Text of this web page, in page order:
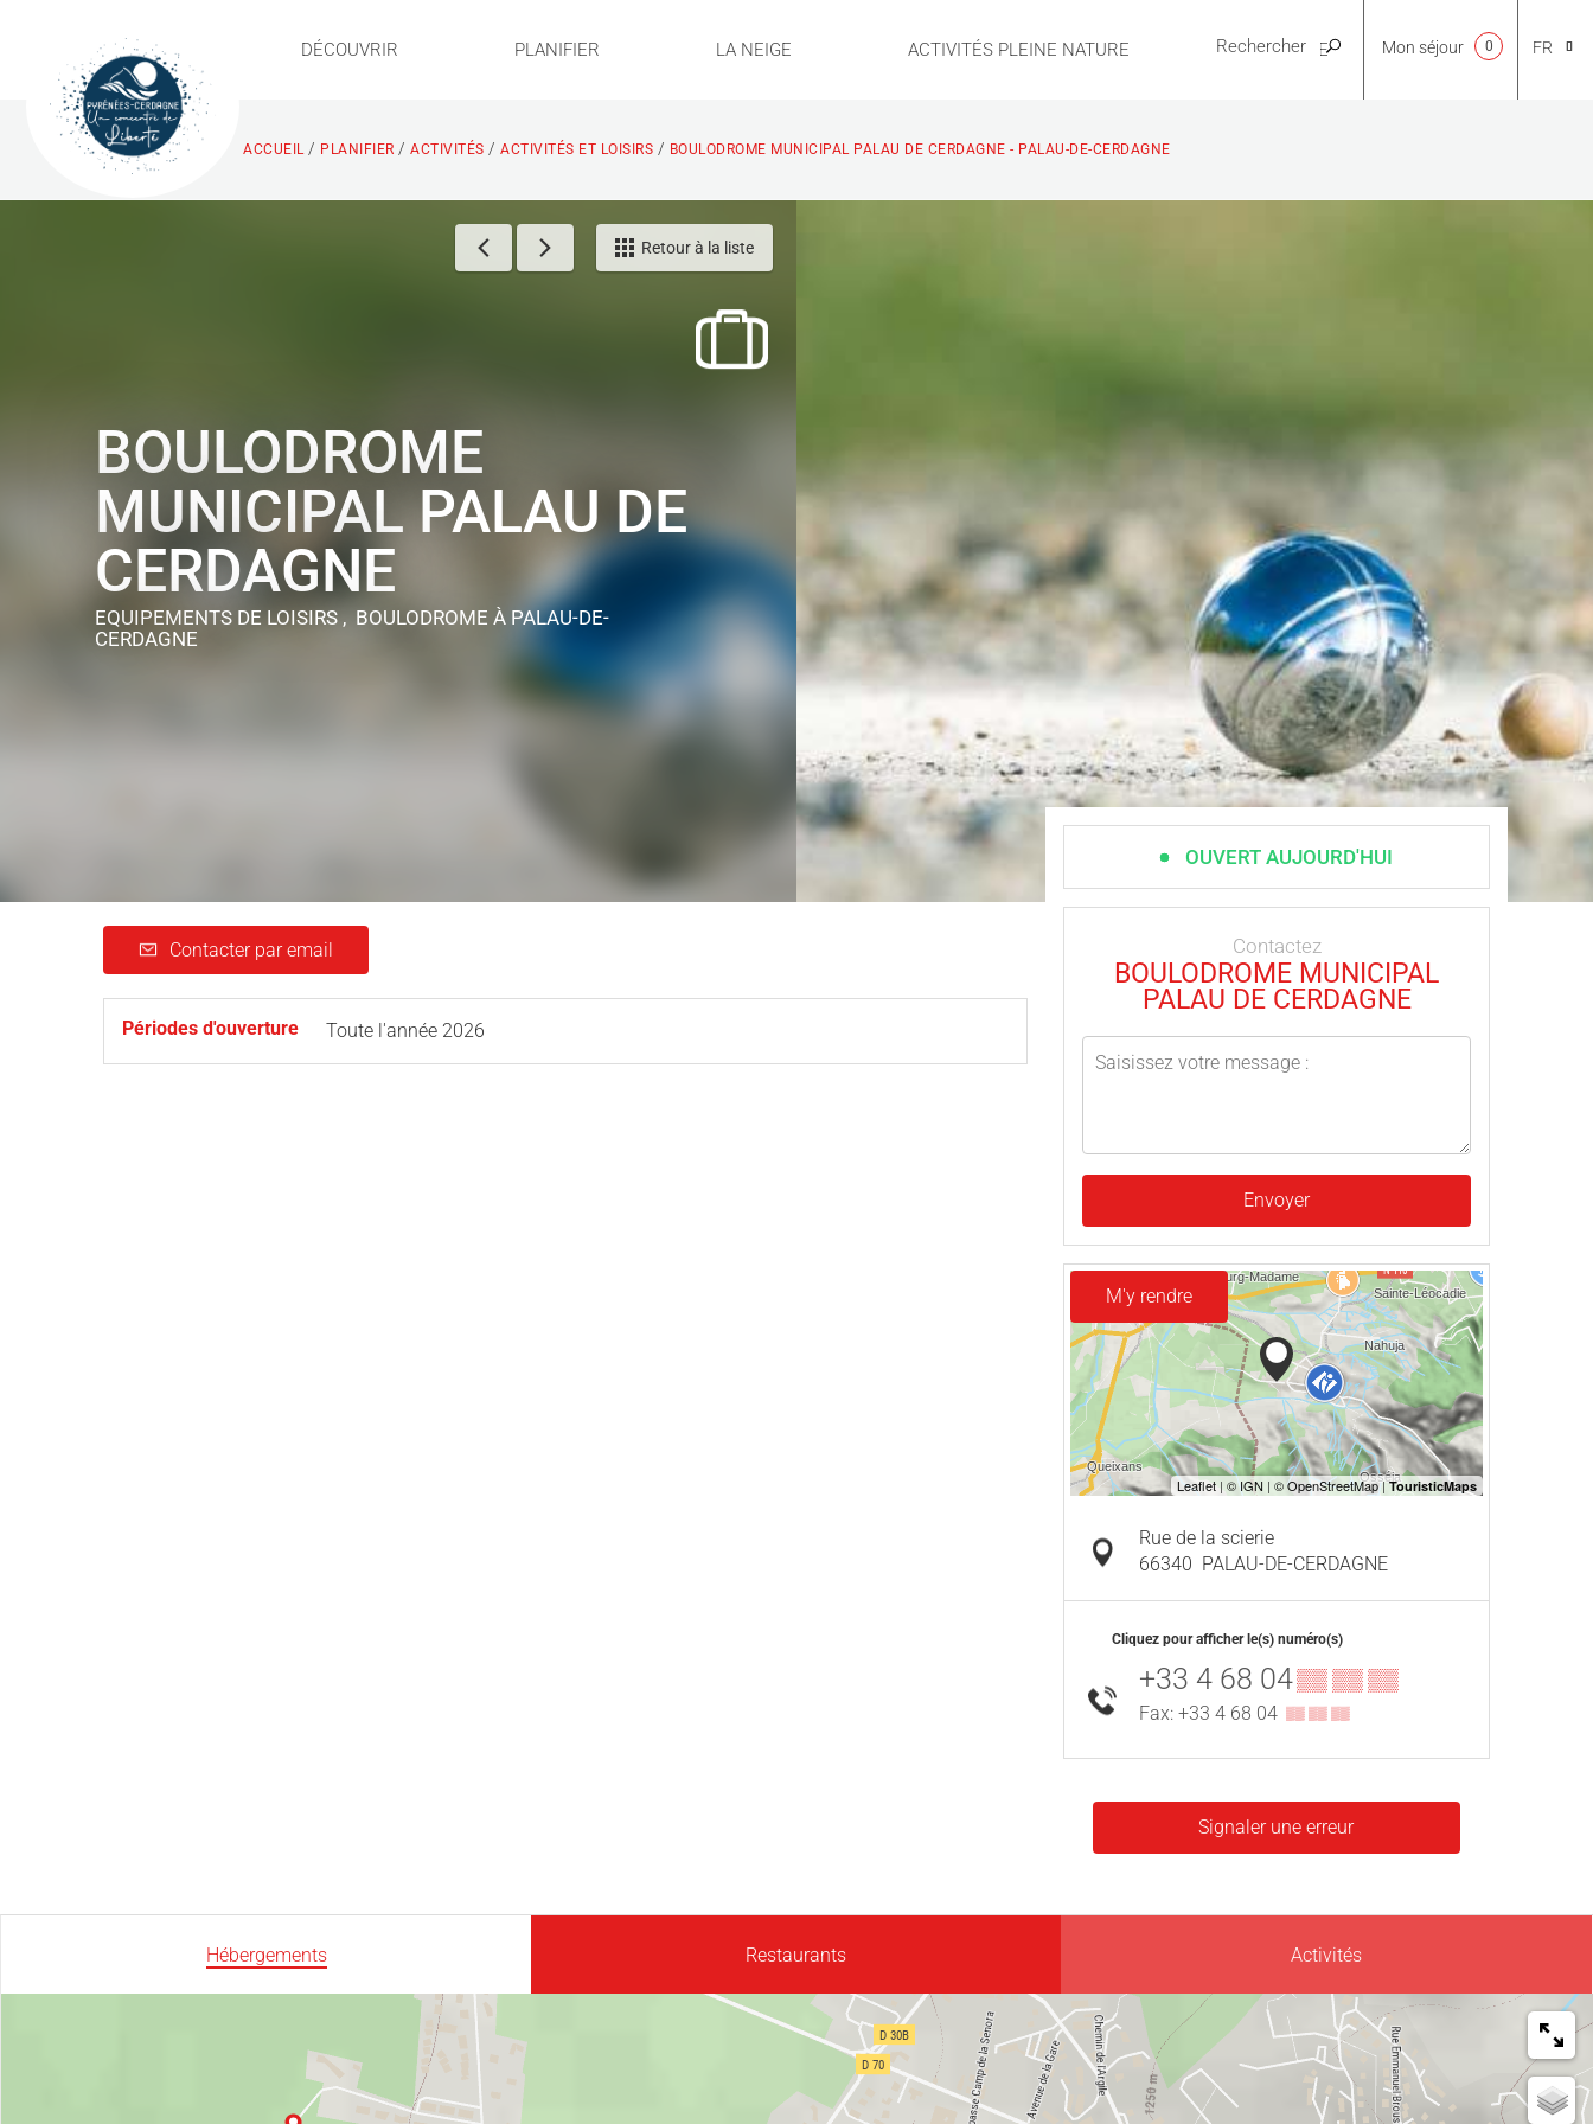
DÉCOUVRIR PLANIFIER LA NEIGE ACTIVITÉS PLEINE NATURE PRATIQUE FR
Mon séjour 0
ACCUEIL / PLANIFIER / ACTIVITÉS / ACTIVITÉS ET LOISIRS / BOULODROME MUNICIPAL PALAU DE CERDAGNE - PALAU-DE-CERDAGNE
Retour à la liste
BOULODROME
MUNICIPAL PALAU DE
CERDAGNE
EQUIPEMENTS DE LOISIRS , BOULODROME À PALAU-DE-
CERDAGNE
Contacter par email
Périodes d'ouverture Toute l'année 2026
OUVERT AUJOURD'HUI
Contactez
BOULODROME MUNICIPAL
PALAU DE CERDAGNE
Envoyer
M'y rendre
Rue de la scierie
66340 PALAU-DE-CERDAGNE
Cliquez pour afficher le(s) numéro(s)
+33 4 68 04▒▒ ▒▒ ▒▒
Fax: +33 4 68 04 ▒▒ ▒▒ ▒▒
Signaler une erreur
Hébergements Restaurants Activités